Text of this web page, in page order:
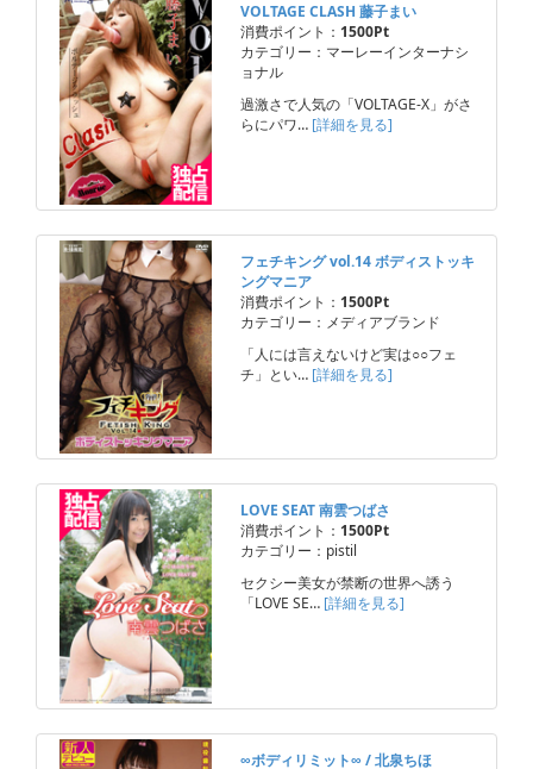
VOLTAGE CLASH 藤子まい
消費ポイント： 1500Pt
カテゴリー：マーレーインターナシ
ョナル
過激さで人気の「VOLTAGE-X」がさ
らにパワ… [詳細を見る]
フェチキング vol.14 ボディストッキ
ングマニア
消費ポイント： 1500Pt
カテゴリー：メディアブランド
「人には言えないけど実は○○フェ
チ」とい… [詳細を見る]
LOVE SEAT 南雲つばさ
消費ポイント： 1500Pt
カテゴリー：pistil
セクシー美女が禁断の世界へ誘う
「LOVE SE… [詳細を見る]
∞ボディリミット∞ / 北泉ちほ